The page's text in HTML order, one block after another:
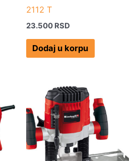
2112 T
23.500 RSD
Dodaj u korpu